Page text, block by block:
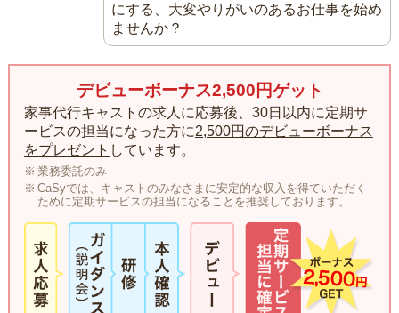
にする、大変やりがいのあるお仕事を始め
ませんか？
デビューボーナス2,500円ゲット
家事代行キャストの求人に応募後、30日以内に定期サ
ービスの担当になった方に2,500円のデビューボーナス
をプレゼント しています。
業務委託のみ
CaSyでは、キャストのみなさまに安定的な収入を得ていただく
ために定期サービスの担当になることを推奨しております。